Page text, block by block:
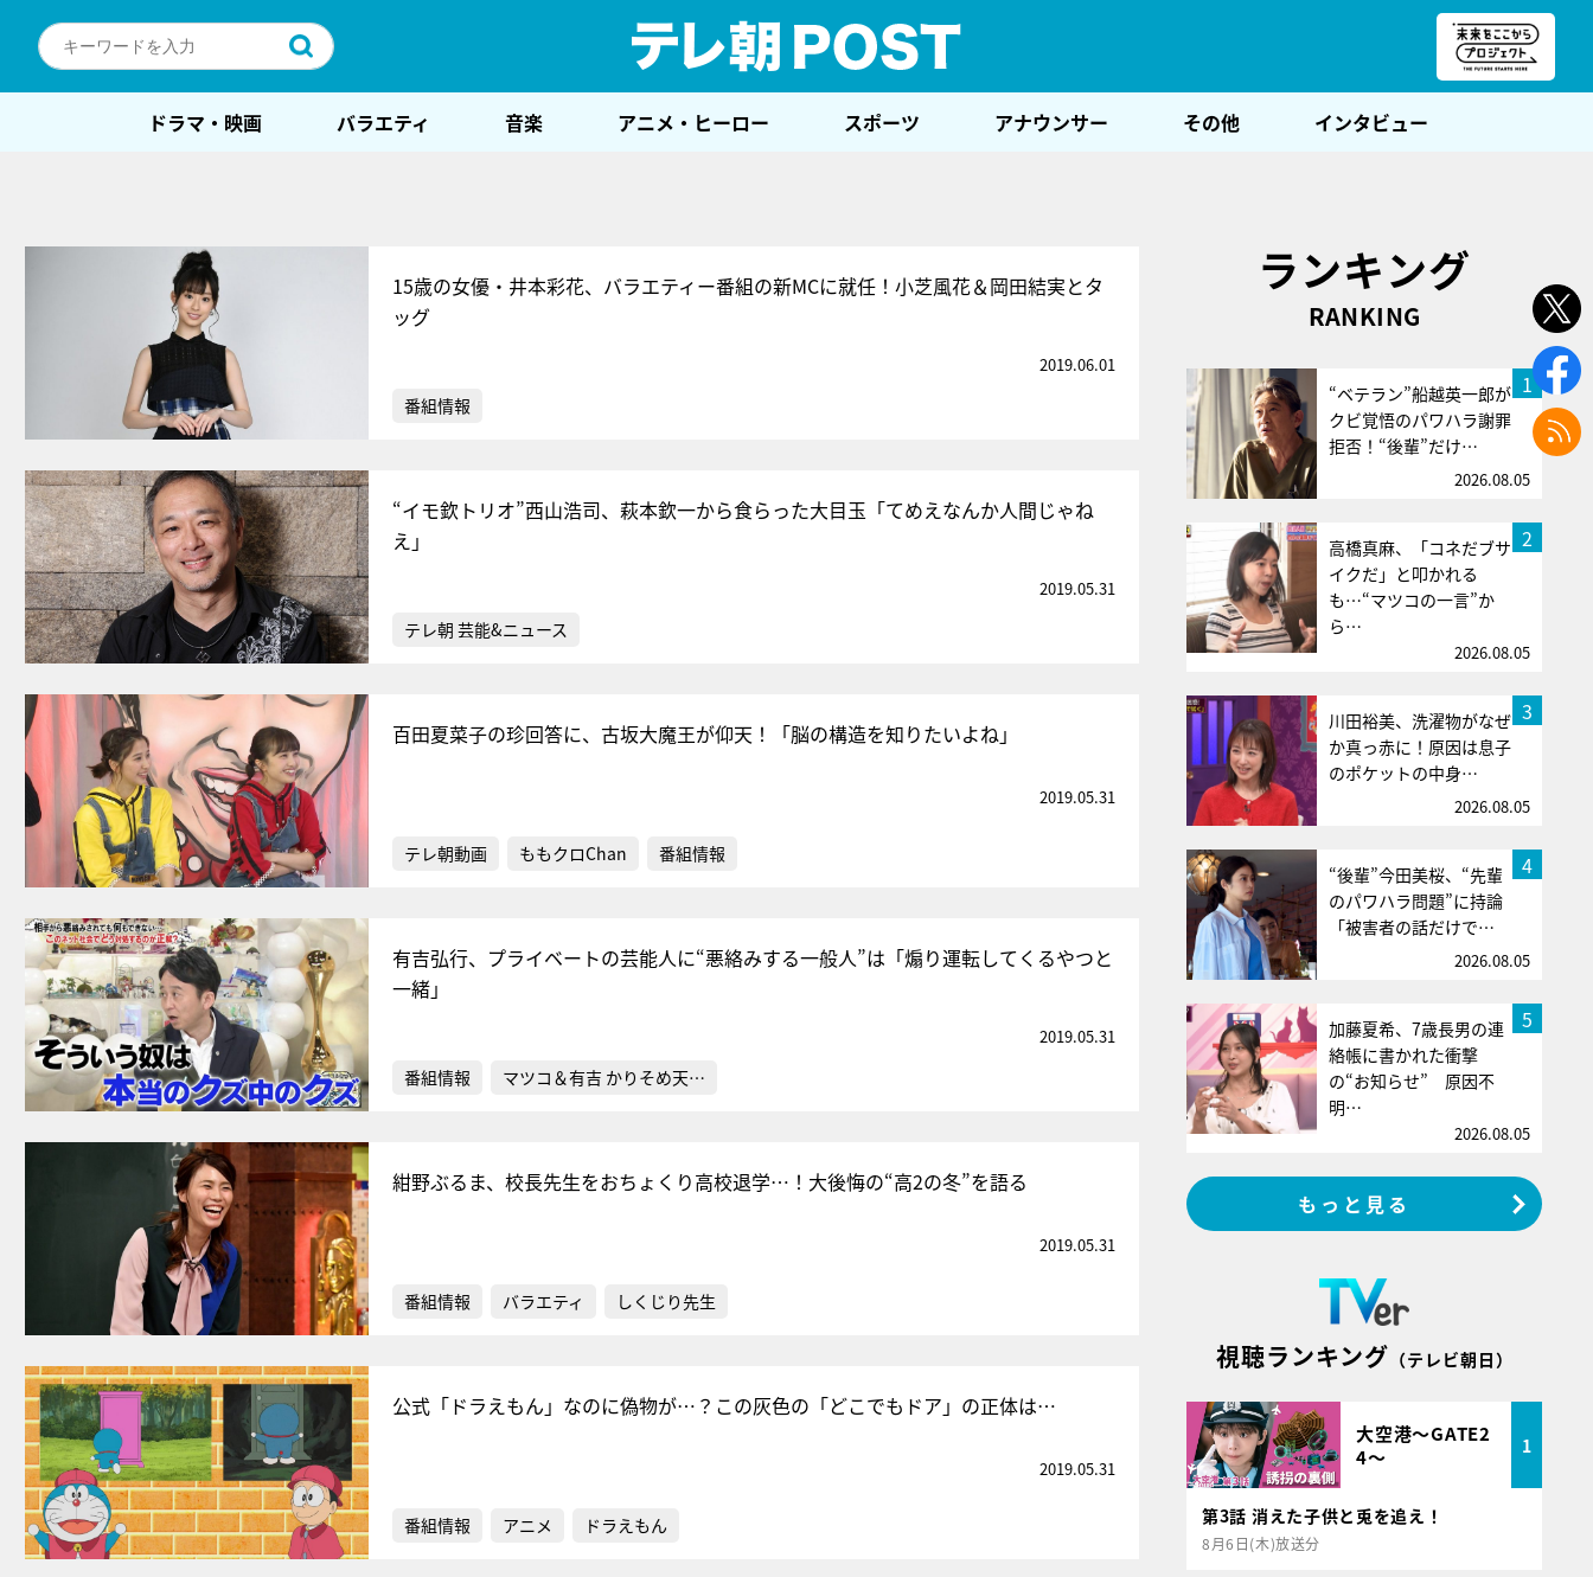
ドラマ・映画 バラエティ 音楽 アニメ・ヒーロー スポーツ アナウンサー その他 インタビュー
15歳の女優・井本彩花、バラエティー番組の新MCに就任！小芝風花＆岡田結実とタ
ッグ
2019.06.01
番組情報
“イモ欽トリオ”西山浩司、萩本欽一から食らった大目玉「てめえなんか人間じゃね
え」
2019.05.31
テレ朝 芸能&ニュース
百田夏菜子の珍回答に、古坂大魔王が仰天！「脳の構造を知りたいよね」
2019.05.31
テレ朝動画 ももクロChan 番組情報
有吉弘行、プライベートの芸能人に“悪絡みする一般人”は「煽り運転してくるやつと
一緒」
2019.05.31
番組情報 マツコ＆有吉 かりそめ天…
紺野ぶるま、校長先生をおちょくり高校退学…！大後悔の“高2の冬”を語る
2019.05.31
番組情報 バラエティ しくじり先生
公式「ドラえもん」なのに偽物が…？この灰色の「どこでもドア」の正体は…
2019.05.31
番組情報 アニメ ドラえもん
ランキング
RANKING
1
“ベテラン”船越英一郎が
クビ覚悟のパワハラ謝罪
拒否！“後輩”だけ…
2026.08.05
2
高橋真麻、「コネだブサ
イクだ」と叩かれる
も…“マツコの一言”か
ら…
2026.08.05
3
川田裕美、洗濯物がなぜ
か真っ赤に！原因は息子
のポケットの中身…
2026.08.05
4
“後輩”今田美桜、“先輩
のパワハラ問題”に持論
「被害者の話だけで…
2026.08.05
5
加藤夏希、7歳長男の連
絡帳に書かれた衝撃
の“お知らせ” 原因不
明…
2026.08.05
もっと見る
視聴ランキング （テレビ朝日）
大空港～GATE2
4～
1
第3話 消えた子供と兎を追え！
8月6日(木)放送分